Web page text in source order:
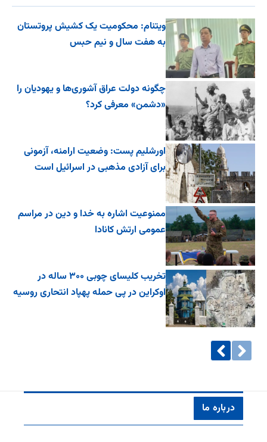
ویتنام: محکومیت یک کشیش پروتستان
به هفت سال و نیم حبس
چگونه دولت عراق آشوری‌ها و یهودیان را
«دشمن» معرفی کرد؟
اورشلیم پست: وضعیت ارامنه، آزمونی
برای آزادی مذهبی در اسرائیل است
ممنوعیت اشاره به خدا و دین در مراسم
عمومی ارتش کانادا
تخریب کلیسای چوبی ۳۰۰ ساله در
اوکراین در پی حمله پهپاد انتحاری روسیه
درباره ما